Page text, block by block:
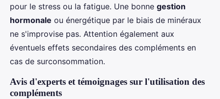
pour le stress ou la fatigue. Une bonne gestion
hormonale ou énergétique par le biais de minéraux
ne s'improvise pas. Attention également aux
éventuels effets secondaires des compléments en
cas de surconsommation.
Avis d'experts et témoignages sur l'utilisation des
compléments